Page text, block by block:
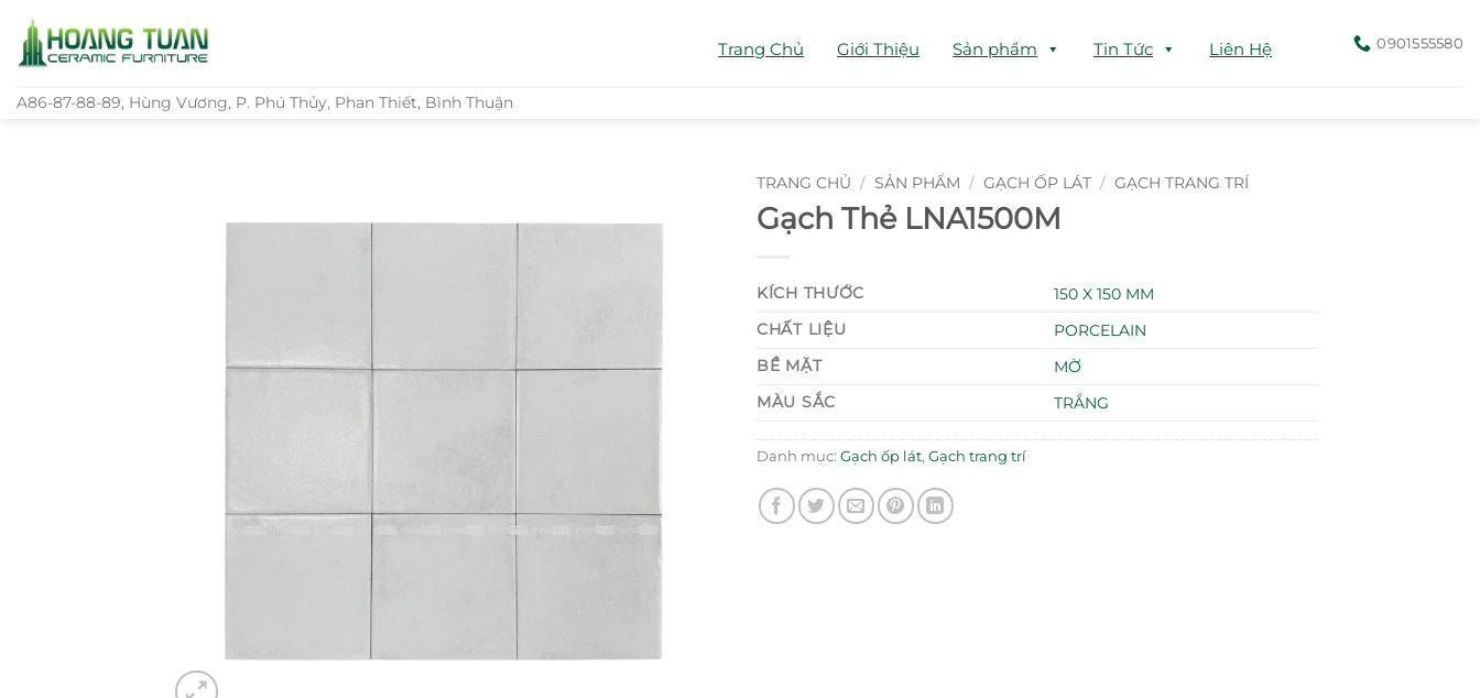
qua
nội
dung
Trang Chủ Giới Thiệu Sản phẩm Tin Tức Liên Hệ 0901555580
A86-87-88-89, Hùng Vương, P. Phú Thủy, Phan Thiết, Bình Thuận
TRANG CHỦ / SẢN PHẨM / GẠCH ỐP LÁT / GẠCH TRANG TRÍ
Gạch Thẻ LNA1500M
KÍCH THƯỚC
150 X 150 MM
CHẤT LIỆU
PORCELAIN
BỀ MẶT
MỜ
MÀU SẮC
TRẮNG
Danh mục: Gạch ốp lát, Gạch trang trí